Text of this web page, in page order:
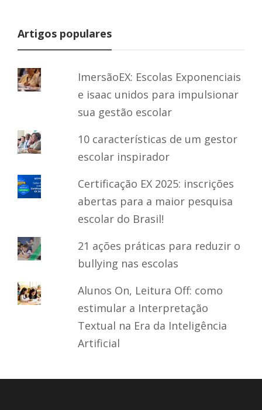
Artigos populares
ImersãoEX: Escolas Exponenciais
e isaac unidos para impulsionar
sua gestão escolar
10 características de um gestor
escolar inspirador
Certificação EX 2025: inscrições
abertas para a maior pesquisa
escolar do Brasil!
21 ações práticas para reduzir o
bullying nas escolas
Alunos On, Leitura Off: como
estimular a Interpretação
Textual na Era da Inteligência
Artificial